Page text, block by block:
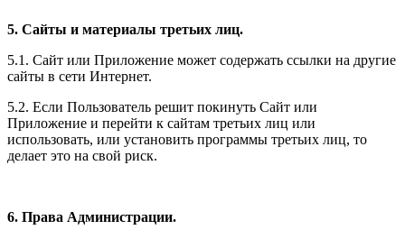
5. Сайты и материалы третьих лиц.
5.1. Сайт или Приложение может содержать ссылки на другие
сайты в сети Интернет.
5.2. Если Пользователь решит покинуть Сайт или
Приложение и перейти к сайтам третьих лиц или
использовать, или установить программы третьих лиц, то
делает это на свой риск.
6. Права Администрации.